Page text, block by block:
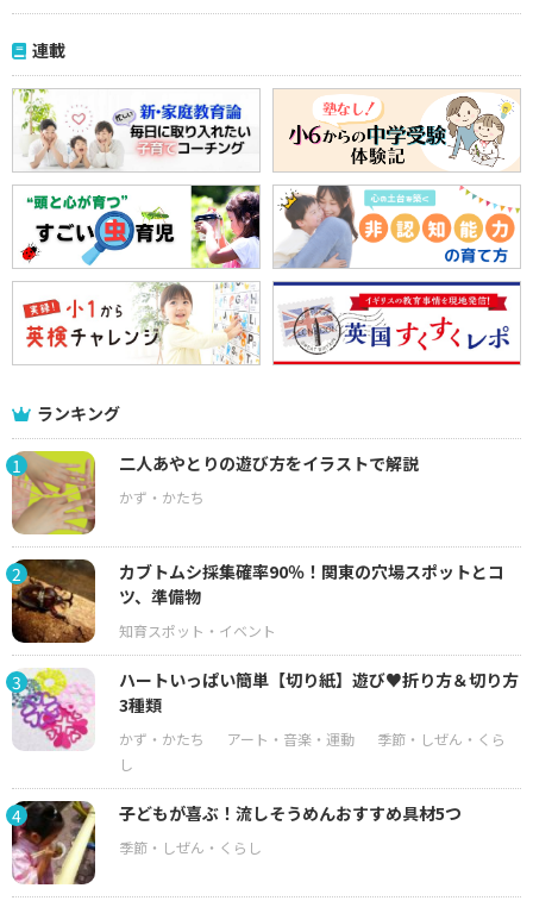
連載
ランキング
1 二人あやとりの遊び方をイラストで解説
2
カブトムシ採集確率90％！関東の穴場スポットとコ
ツ、準備物
3
ハートいっぱい簡単【切り紙】遊び♥折り方＆切り方
3種類
4 子どもが喜ぶ！流しそうめんおすすめ具材5つ